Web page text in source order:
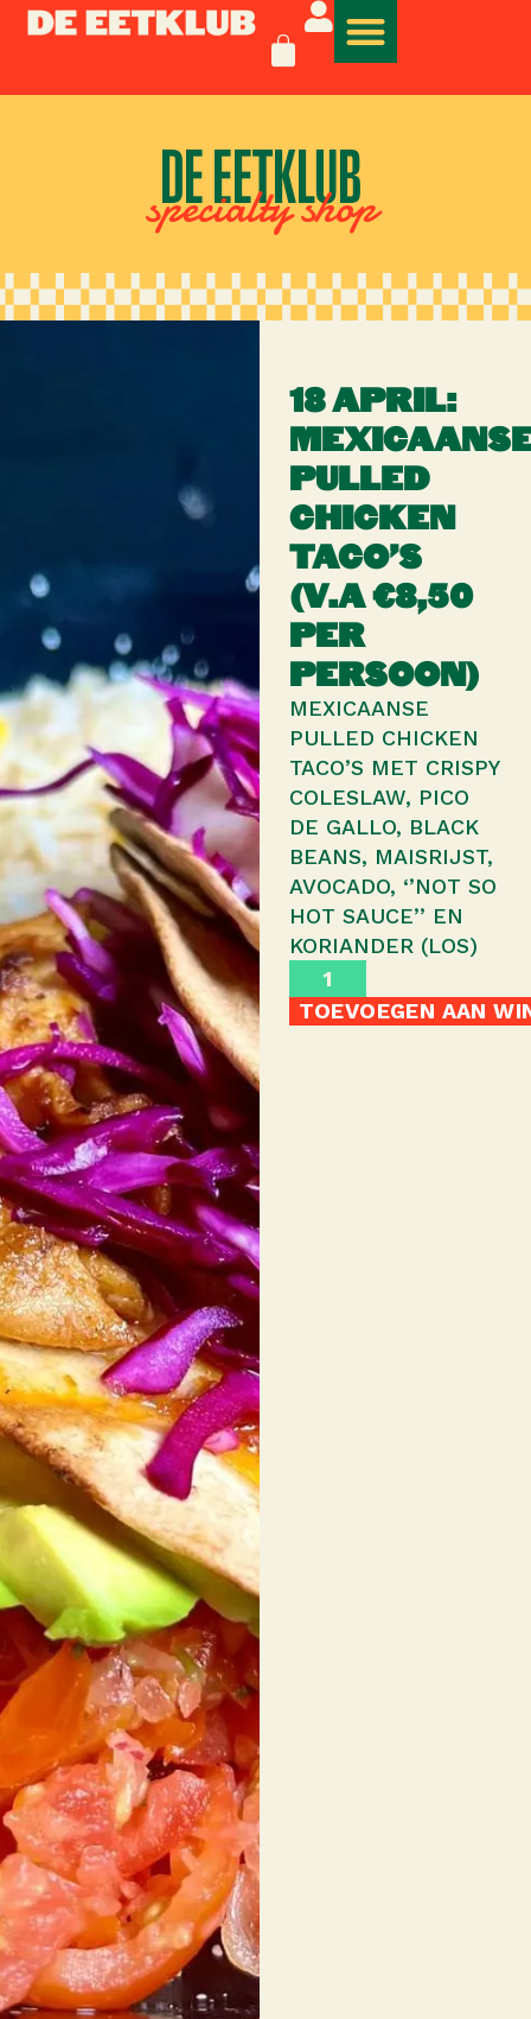
DE EETKLUB
specialty shop
18 APRIL:
PULLED
CHICKEN
TACO’S
(V.A €8,50
PER
PERSOON)
MEXICAANSE
PULLED CHICKEN
TACO’S MET CRISPY
COLESLAW, PICO
DE GALLO, BLACK
BEANS, MAISRIJST,
AVOCADO, ‘’NOT SO
HOT SAUCE’’ EN
KORIANDER (LOS)
TOEVOEGEN AAN